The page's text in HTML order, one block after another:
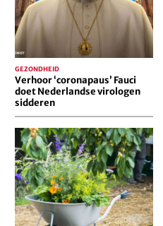
sidderen
Verhoor ‘coronapaus’ Fauci
doet Nederlandse virologen
sidderen
GEZONDHEID
Gezond
eten
voor
iedereen:
sociale
voedseltuinen
winnen